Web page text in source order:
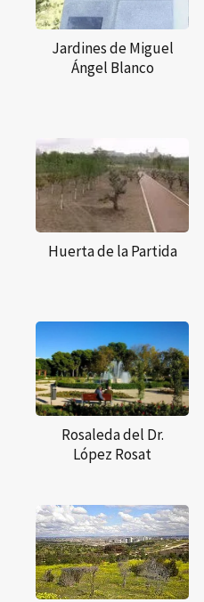
Jardines de Miguel
Ángel Blanco
Huerta de la Partida
Rosaleda del Dr.
López Rosat